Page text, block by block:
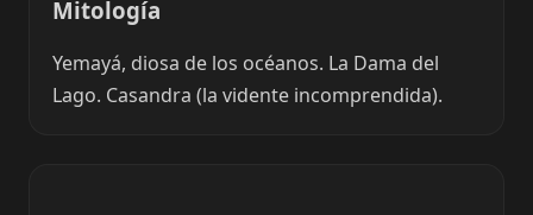
Mitología
Yemayá, diosa de los océanos. La Dama del
Lago. Casandra (la vidente incomprendida).